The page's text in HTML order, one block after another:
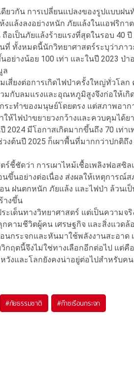
ยวกัน การเปลี่ยนแปลงของรูปแบบฝ
ล้งลงอย่างหนัก ภัยแล้งในแอฟริกาต
เป็นภัยแล้งร้ายแรงที่สุดในรอบ 40
ที่ ทั้งหมดนี้นักวิทยาศาสตร์ระบุว่าภา
อย่างน้อย 100 เท่า และในปี 2023 ป่
ล
เสี่ยงต่อการเกิดไฟป่าครั้งใหญ่ทั่วโล
มกับลมแรงและอุณหภูมิสูงจึงก่อให้เกิ
ระทำของมนุษย์โดยตรง แต่สภาพอา
ห้ไฟป่าขยายวงกว้างและควบคุมได้ย
2024 มีโอกาสเกิดมากขึ้นถึง 70 เท่า
ต้นปี 2025 ก็เผาพื้นที่มากกว่าปกติถึง
ชี้ชัดว่า การเผาไหม้เชื้อเพลิงฟอสซิ
ขึ้นอย่างต่อเนื่อง ส่งผลให้เหตุการณ์
ฝนตกหนัก ภัยแล้ง และไฟป่า ล้วนเ
างขึ้น
ะเด็นทางวิทยาศาสตร์ แต่เป็นความจ
คามชีวิตผู้คน เศรษฐกิจ และสิ่งแวด
นกระจกและหันมาใช้พลังงานสะอาด
กฤตนี้จึงไม่ใช่ทางเลือกอีกต่อไป แ
วังและโลกยังคงน่าอยู่ต่อไปสำหรับค
#ภัยธรรมชาติ #ก๊าซเรือนกระจก